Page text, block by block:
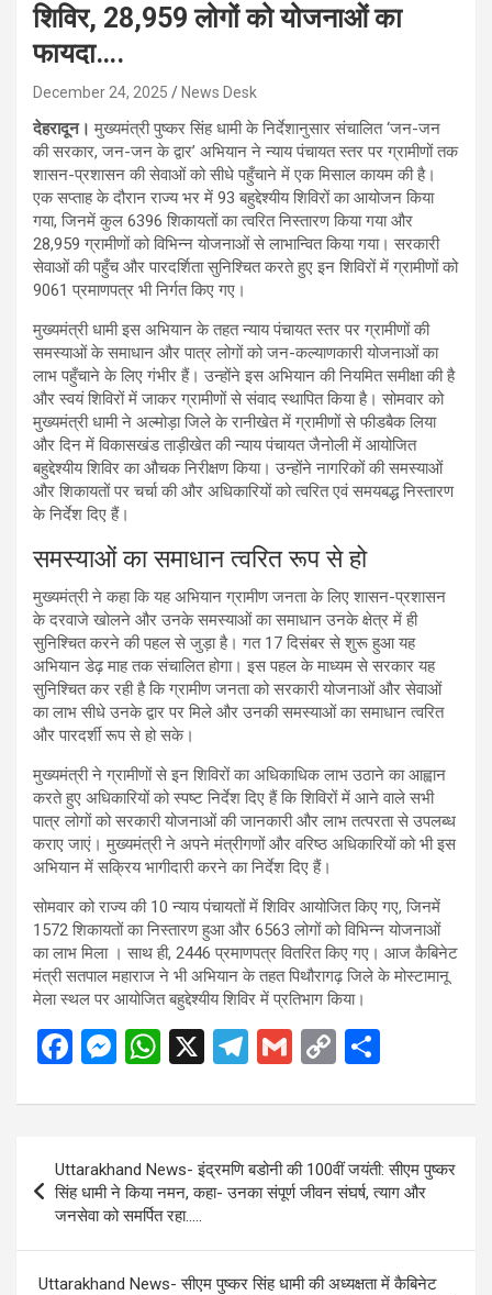
शिविर, 28,959 लोगों को योजनाओं का
फायदा….
December 24, 2025 News Desk
देहरादून।मुख्यमंत्री पुष्कर सिंह धामी के निर्देशानुसार संचालित ‘जन-जन
की सरकार, जन-जन के द्वार’ अभियान ने न्याय पंचायत स्तर पर ग्रामीणों तक
शासन-प्रशासन की सेवाओं को सीधे पहुँचाने में एक मिसाल कायम की है।
एक सप्ताह के दौरान राज्य भर में 93 बहुद्देश्यीय शिविरों का आयोजन किया
गया, जिनमें कुल 6396 शिकायतों का त्वरित निस्तारण किया गया और
28,959 ग्रामीणों को विभिन्न योजनाओं से लाभान्वित किया गया। सरकारी
सेवाओं की पहुँच और पारदर्शिता सुनिश्चित करते हुए इन शिविरों में ग्रामीणों को
9061 प्रमाणपत्र भी निर्गत किए गए।
मुख्यमंत्री धामी इस अभियान के तहत न्याय पंचायत स्तर पर ग्रामीणों की
समस्याओं के समाधान और पात्र लोगों को जन-कल्याणकारी योजनाओं का
लाभ पहुँचाने के लिए गंभीर हैं। उन्होंने इस अभियान की नियमित समीक्षा की है
और स्वयं शिविरों में जाकर ग्रामीणों से संवाद स्थापित किया है। सोमवार को
मुख्यमंत्री धामी ने अल्मोड़ा जिले के रानीखेत में ग्रामीणों से फीडबैक लिया
और दिन में विकासखंड ताड़ीखेत की न्याय पंचायत जैनोली में आयोजित
बहुद्देश्यीय शिविर का औचक निरीक्षण किया। उन्होंने नागरिकों की समस्याओं
और शिकायतों पर चर्चा की और अधिकारियों को त्वरित एवं समयबद्ध निस्तारण
के निर्देश दिए हैं।
समस्याओं का समाधान त्वरित रूप से हो
मुख्यमंत्री ने कहा कि यह अभियान ग्रामीण जनता के लिए शासन-प्रशासन
के दरवाजे खोलने और उनके समस्याओं का समाधान उनके क्षेत्र में ही
सुनिश्चित करने की पहल से जुड़ा है। गत 17 दिसंबर से शुरू हुआ यह
अभियान डेढ़ माह तक संचालित होगा। इस पहल के माध्यम से सरकार यह
सुनिश्चित कर रही है कि ग्रामीण जनता को सरकारी योजनाओं और सेवाओं
का लाभ सीधे उनके द्वार पर मिले और उनकी समस्याओं का समाधान त्वरित
और पारदर्शी रूप से हो सके।
मुख्यमंत्री ने ग्रामीणों से इन शिविरों का अधिकाधिक लाभ उठाने का आह्वान
करते हुए अधिकारियों को स्पष्ट निर्देश दिए हैं कि शिविरों में आने वाले सभी
पात्र लोगों को सरकारी योजनाओं की जानकारी और लाभ तत्परता से उपलब्ध
कराए जाएं। मुख्यमंत्री ने अपने मंत्रीगणों और वरिष्ठ अधिकारियों को भी इस
अभियान में सक्रिय भागीदारी करने का निर्देश दिए हैं।
सोमवार को राज्य की 10 न्याय पंचायतों में शिविर आयोजित किए गए, जिनमें
1572 शिकायतों का निस्तारण हुआ और 6563 लोगों को विभिन्न योजनाओं
का लाभ मिला । साथ ही, 2446 प्रमाणपत्र वितरित किए गए। आज कैबिनेट
मंत्री सतपाल महाराज ने भी अभियान के तहत पिथौरागढ़ जिले के मोस्टामानू
मेला स्थल पर आयोजित बहुद्देश्यीय शिविर में प्रतिभाग किया।
F
ce
o
o
k
M
se
g
er
W
at
A
p
p
X
T
e
gr
a
G
ail
C
py
Li
n
ar
e
navigation
Uttarakhand News- इंद्रमणि बडोनी की 100वीं जयंती: सीएम पुष्कर
सिंह धामी ने किया नमन, कहा- उनका संपूर्ण जीवन संघर्ष, त्याग और
जनसेवा को समर्पित रहा…..
Uttarakhand News- सीएम पुष्कर सिंह धामी की अध्यक्षता में कैबिनेट